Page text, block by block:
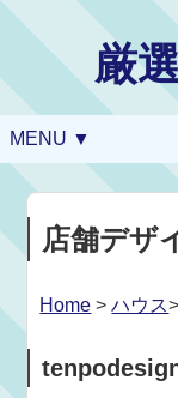
厳
MENU ▼
店舗デザ
Home >ハウス